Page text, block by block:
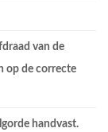
van de
op de correcte
handvast.